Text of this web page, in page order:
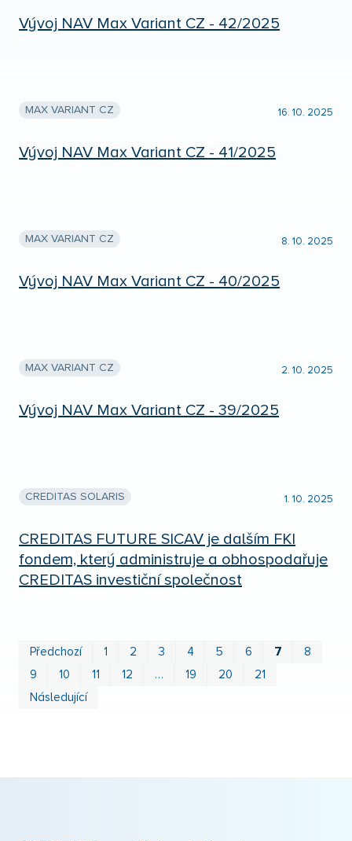
Vývoj NAV Max Variant CZ - 42/2025
MAX VARIANT CZ 16. 10. 2025
Vývoj NAV Max Variant CZ - 41/2025
MAX VARIANT CZ 8. 10. 2025
Vývoj NAV Max Variant CZ - 40/2025
MAX VARIANT CZ 2. 10. 2025
Vývoj NAV Max Variant CZ - 39/2025
CREDITAS SOLARIS 1. 10. 2025
CREDITAS FUTURE SICAV je dalším FKI
fondem, který administruje a obhospodařuje
CREDITAS investiční společnost
Předchozí 1 2 3 4 5 6 7
8
9
10 11 12 … 19 20
21
Následující